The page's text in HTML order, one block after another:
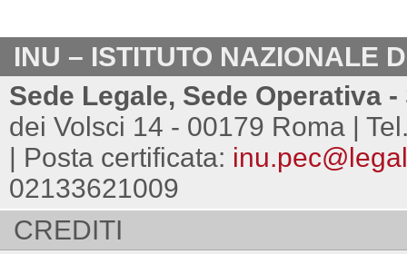
INU – ISTITUTO NAZIONALE
Sede Legale, Sede Operativa
dei Volsci 14 - 00179 Roma |
| Posta certificata:
02133621009
CREDITI